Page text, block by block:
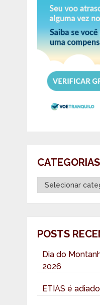
CATEGORIAS
Categorias
POSTS
Dia do
2026
ETIAS é